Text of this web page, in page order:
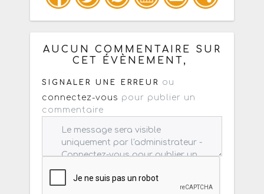
Copiez les infos ci-dessous pour un
: mail / forum / réseau social
AUCUN COMMENTAIRE SUR
CET ÉVÈNEMENT,
SIGNALER UNE ERREUR
ou
connectez-vous pour publier un
commentaire